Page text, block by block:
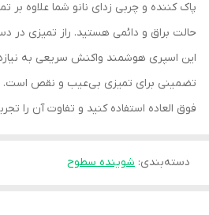
پاک کننده و چربی زدای نانو شما علاوه بر
حالت براق و دائمی هستید. راز تمیزی در
این اسپری هوشمند واکنش سریعی به
تضمینی برای تمیزی بی‌عیب و نقص است.
فوق العاده استفاده کنید و تفاوت آن را
دسته‌بندی: شوینده سطوح